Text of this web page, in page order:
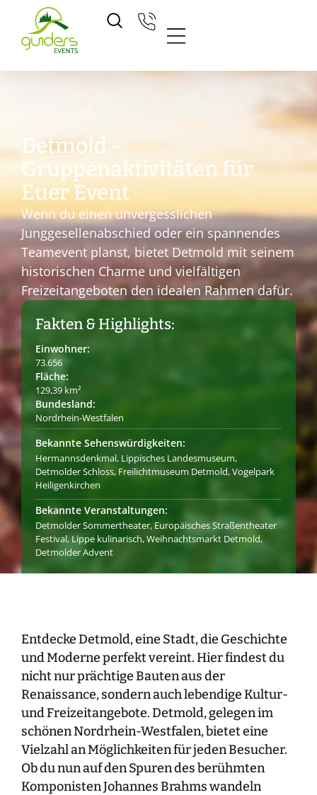
springen
Detmold -
Gruppenaktivitäten für
Euer Event
Wenn du einen unvergesslichen
Junggesellenabschied oder ein spannendes
Teamevent planst, bietet Detmold mit seinem
historischen Charme und vielfältigen
Freizeitangeboten den idealen Rahmen dafür.
Fakten & Highlights:
Einwohner:
73.656
Fläche:
129,39 km²
Bundesland:
Nordrhein-Westfalen
Bekannte Sehenswürdigkeiten:
Hermannsdenkmal, Lippisches Landesmuseum,
Detmolder Schloss, Freilichtmuseum Detmold, Vogelpark
Heiligenkirchen
Bekannte Veranstaltungen:
Detmolder Sommertheater, Europäisches Straßentheater
Festival, Lippe kulinarisch, Weihnachtsmarkt Detmold,
Detmolder Advent
Entdecke Detmold, eine Stadt, die Geschichte
und Moderne perfekt vereint. Hier findest du
nicht nur prächtige Bauten aus der
Renaissance, sondern auch lebendige Kultur-
und Freizeitangebote. Detmold, gelegen im
schönen Nordrhein-Westfalen, bietet eine
Vielzahl an Möglichkeiten für jeden Besucher.
Ob du nun auf den Spuren des berühmten
Komponisten Johannes Brahms wandeln